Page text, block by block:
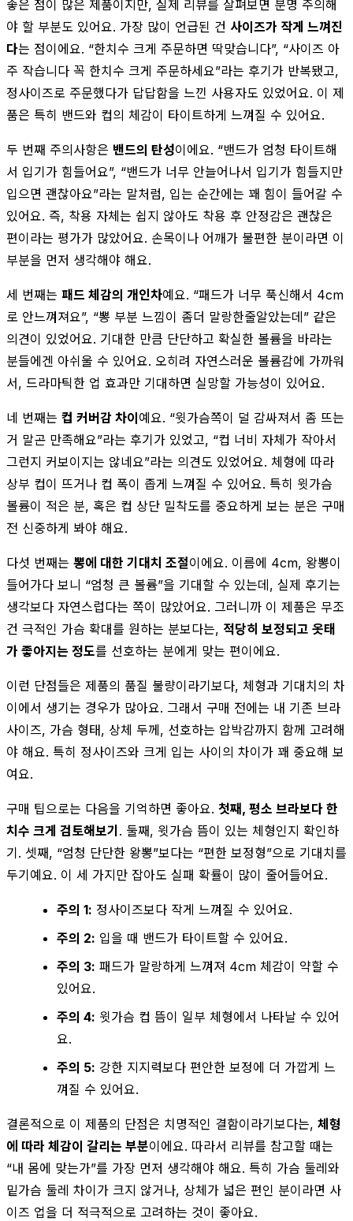
좋은 점이 많은 제품이지만, 실제 리뷰를 살펴보면 분명 주의해
야 할 부분도 있어요. 가장 많이 언급된 건 사이즈가 작게 느껴진
다는 점이에요. “한치수 크게 주문하면 딱맞습니다”, “사이즈 아
주 작습니다 꼭 한치수 크게 주문하세요”라는 후기가 반복됐고,
정사이즈로 주문했다가 답답함을 느낀 사용자도 있었어요. 이 제
품은 특히 밴드와 컵의 체감이 타이트하게 느껴질 수 있어요.
두 번째 주의사항은 밴드의 탄성이에요. “밴드가 엄청 타이트해
서 입기가 힘들어요”, “밴드가 너무 안늘어나서 입기가 힘들지만
입으면 괜찮아요”라는 말처럼, 입는 순간에는 꽤 힘이 들어갈 수
있어요. 즉, 착용 자체는 쉽지 않아도 착용 후 안정감은 괜찮은
편이라는 평가가 많았어요. 손목이나 어깨가 불편한 분이라면 이
부분을 먼저 생각해야 해요.
세 번째는 패드 체감의 개인차예요. “패드가 너무 푹신해서 4cm
로 안느껴져요”, “뽕 부분 느낌이 좀더 말랑한줄알았는데” 같은
의견이 있었어요. 기대한 만큼 단단하고 확실한 볼륨을 바라는
분들에겐 아쉬울 수 있어요. 오히려 자연스러운 볼륨감에 가까워
서, 드라마틱한 업 효과만 기대하면 실망할 가능성이 있어요.
네 번째는 컵 커버감 차이예요. “윗가슴쪽이 덜 감싸져서 좀 뜨는
거 말곤 만족해요”라는 후기가 있었고, “컵 너비 자체가 작아서
그런지 커보이지는 않네요”라는 의견도 있었어요. 체형에 따라
상부 컵이 뜨거나 컵 폭이 좁게 느껴질 수 있어요. 특히 윗가슴
볼륨이 적은 분, 혹은 컵 상단 밀착도를 중요하게 보는 분은 구매
전 신중하게 봐야 해요.
다섯 번째는 뽕에 대한 기대치 조절이에요. 이름에 4cm, 왕뽕이
들어가다 보니 “엄청 큰 볼륨”을 기대할 수 있는데, 실제 후기는
생각보다 자연스럽다는 쪽이 많았어요. 그러니까 이 제품은 무조
건 극적인 가슴 확대를 원하는 분보다는, 적당히 보정되고 옷태
가 좋아지는 정도를 선호하는 분에게 맞는 편이에요.
이런 단점들은 제품의 품질 불량이라기보다, 체형과 기대치의 차
이에서 생기는 경우가 많아요. 그래서 구매 전에는 내 기존 브라
사이즈, 가슴 형태, 상체 두께, 선호하는 압박감까지 함께 고려해
야 해요. 특히 정사이즈와 크게 입는 사이의 차이가 꽤 중요해 보
여요.
구매 팁으로는 다음을 기억하면 좋아요. 첫째, 평소 브라보다 한
치수 크게 검토해보기 . 둘째, 윗가슴 뜸이 있는 체형인지 확인하
기. 셋째, “엄청 단단한 왕뽕”보다는 “편한 보정형”으로 기대치를
두기예요. 이 세 가지만 잡아도 실패 확률이 많이 줄어들어요.
주의 1: 정사이즈보다 작게 느껴질 수 있어요.
주의 2: 입을 때 밴드가 타이트할 수 있어요.
주의 3: 패드가 말랑하게 느껴져 4cm 체감이 약할 수
있어요.
주의 4: 윗가슴 컵 뜸이 일부 체형에서 나타날 수 있어
요.
주의 5: 강한 지지력보다 편안한 보정에 더 가깝게 느
껴질 수 있어요.
결론적으로 이 제품의 단점은 치명적인 결함이라기보다는, 체형
에 따라 체감이 갈리는 부분이에요. 따라서 리뷰를 참고할 때는
“내 몸에 맞는가”를 가장 먼저 생각해야 해요. 특히 가슴 둘레와
밑가슴 둘레 차이가 크지 않거나, 상체가 넓은 편인 분이라면 사
이즈 업을 더 적극적으로 고려하는 것이 좋아요.